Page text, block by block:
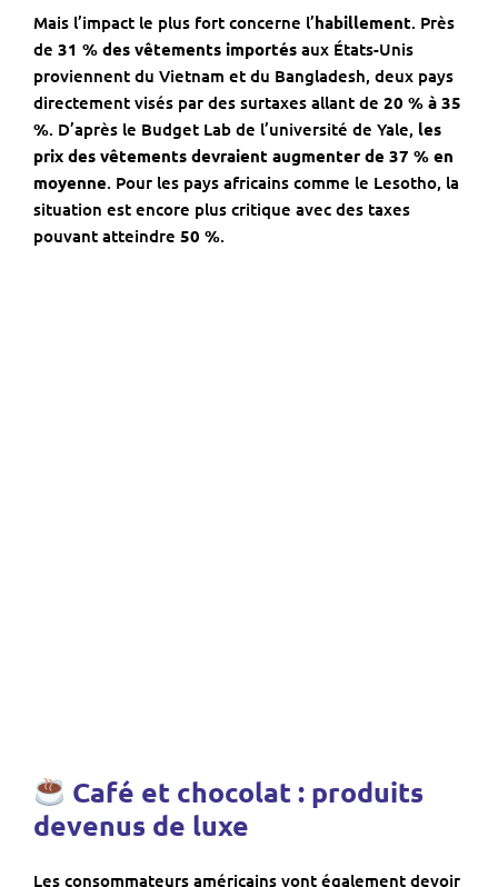
Mais l’impact le plus fort concerne l’habillement. Près
de 31 % des vêtements importés aux États-Unis
proviennent du Vietnam et du Bangladesh, deux pays
directement visés par des surtaxes allant de 20 % à 35
%. D’après le Budget Lab de l’université de Yale, les
prix des vêtements devraient augmenter de 37 % en
moyenne. Pour les pays africains comme le Lesotho, la
situation est encore plus critique avec des taxes
pouvant atteindre 50 %.
Café et chocolat : produits
devenus de luxe
Les consommateurs américains vont également devoir